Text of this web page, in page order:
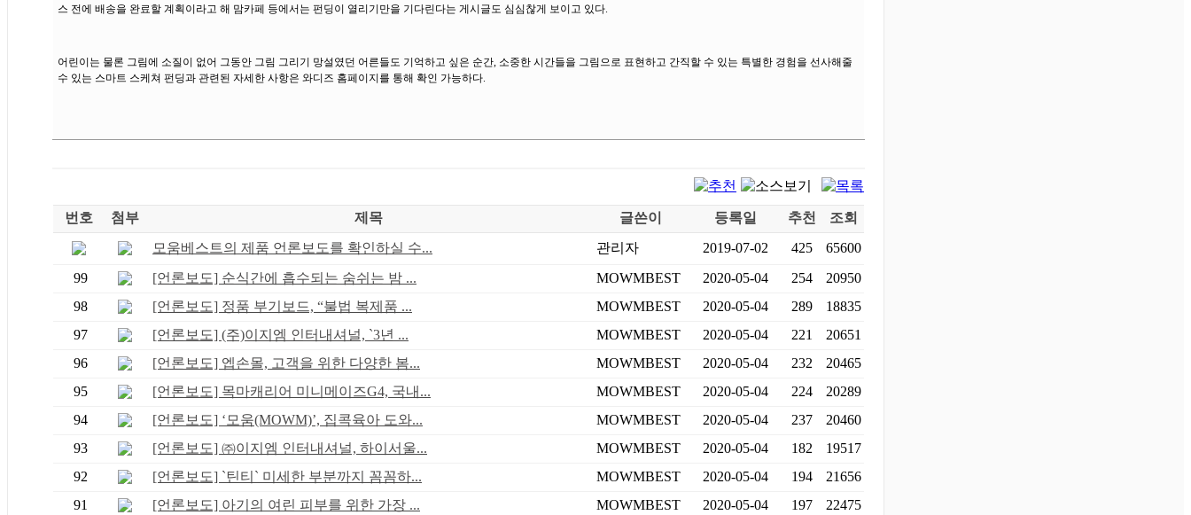
스 전에 배송을 완료할 계획이라고 해 맘카페 등에서는 펀딩이 열리기만을 기다린다는 게시글도 심심찮게 보이고 있다.
어린이는 물론 그림에 소질이 없어 그동안 그림 그리기 망설였던 어른들도 기억하고 싶은 순간, 소중한 시간들을 그림으로 표현하고 간직할 수 있는 특별한 경험을 선사해줄
수 있는 스마트 스케쳐 펀딩과 관련된 자세한 사항은 와디즈 홈페이지를 통해 확인 가능하다.
번호 첨부 제목 글쓴이 등록일 추천
조회
모움베스트의 제품 언론보도를 확인하실 수...
관리자 2019-07-02 425
65600
99
[언론보도] 순식간에 흡수되는 숨쉬는 밤 ... MOWMBEST 2020-05-04 254
20950
98
[언론보도] 정품 부기보드, “불법 복제품 ... MOWMBEST 2020-05-04 289
18835
97
[언론보도] (주)이지엠 인터내셔널, `3년 ... MOWMBEST 2020-05-04 221
20651
96
[언론보도] 엡손몰, 고객을 위한 다양한 봄... MOWMBEST 2020-05-04 232
20465
95
[언론보도] 목마캐리어 미니메이즈G4, 국내... MOWMBEST 2020-05-04 224
20289
94
[언론보도] ‘모움(MOWM)’, 집콕육아 도와... MOWMBEST 2020-05-04 237
20460
93
[언론보도] ㈜이지엠 인터내셔널, 하이서울... MOWMBEST 2020-05-04 182
19517
92
[언론보도] `틴티` 미세한 부분까지 꼼꼼하... MOWMBEST 2020-05-04 194
21656
91
[언론보도] 아기의 여린 피부를 위한 가장 ... MOWMBEST 2020-05-04 197
22475